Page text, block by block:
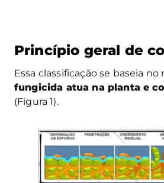
Princípio geral de
Essa classificação se baseia no
fungicida atua na planta e
(Figura 1).